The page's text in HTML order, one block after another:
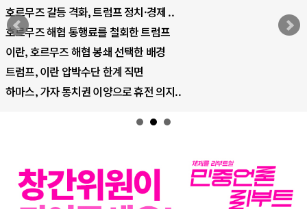
호르무즈 갈등 격화, 트럼프 정치·경제 ..
호르무즈 해협 통행료를 철회한 트럼프
이란, 호르무즈 해협 봉쇄 선택한 배경
트럼프, 이란 압박수단 한계 직면
하마스, 가자 통치권 이양으로 휴전 의지..